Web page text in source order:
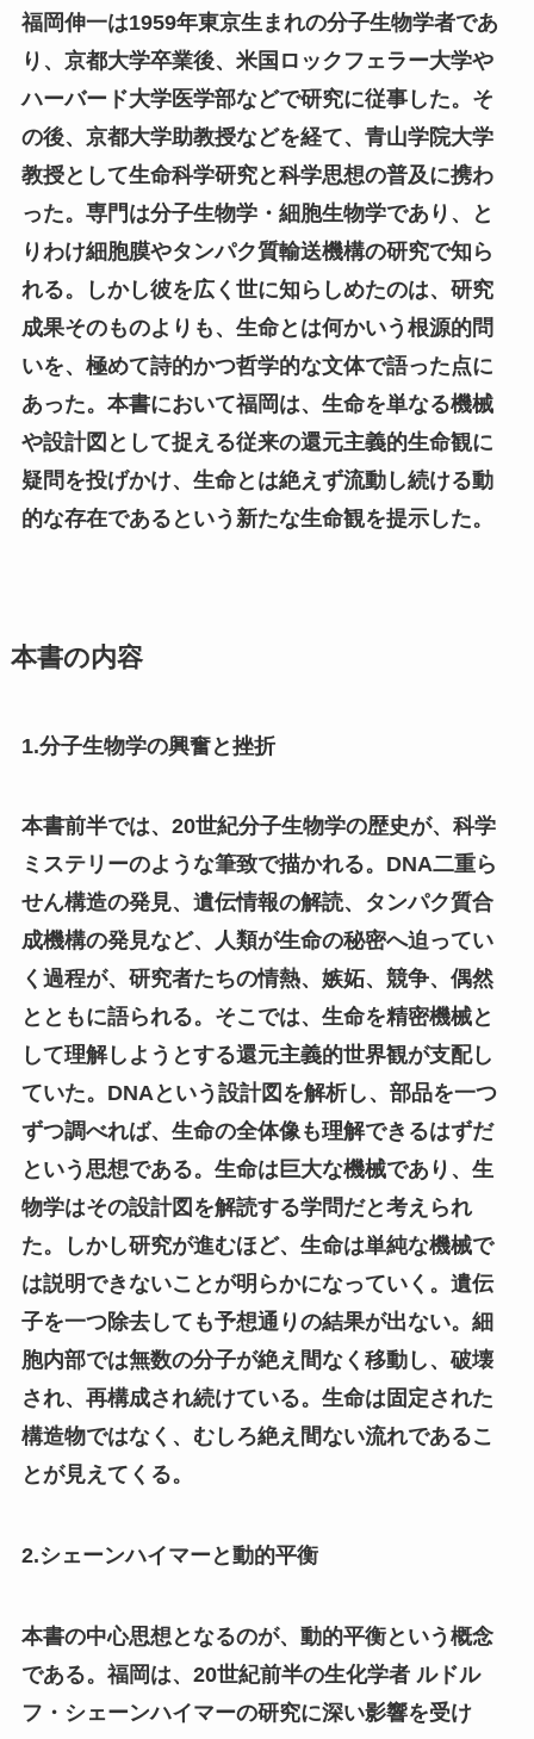
福岡伸一は1959年東京生まれの分子生物学者であ
り、京都大学卒業後、米国ロックフェラー大学や
ハーバード大学医学部などで研究に従事した。そ
の後、京都大学助教授などを経て、青山学院大学
教授として生命科学研究と科学思想の普及に携わ
った。専門は分子生物学・細胞生物学であり、と
りわけ細胞膜やタンパク質輸送機構の研究で知ら
れる。しかし彼を広く世に知らしめたのは、研究
成果そのものよりも、生命とは何かいう根源的問
いを、極めて詩的かつ哲学的な文体で語った点に
あった。本書において福岡は、生命を単なる機械
や設計図として捉える従来の還元主義的生命観に
疑問を投げかけ、生命とは絶えず流動し続ける動
的な存在であるという新たな生命観を提示した。
本書の内容
1.分子生物学の興奮と挫折
本書前半では、20世紀分子生物学の歴史が、科学
ミステリーのような筆致で描かれる。DNA二重ら
せん構造の発見、遺伝情報の解読、タンパク質合
成機構の発見など、人類が生命の秘密へ迫ってい
く過程が、研究者たちの情熱、嫉妬、競争、偶然
とともに語られる。そこでは、生命を精密機械と
して理解しようとする還元主義的世界観が支配し
ていた。DNAという設計図を解析し、部品を一つ
ずつ調べれば、生命の全体像も理解できるはずだ
という思想である。生命は巨大な機械であり、生
物学はその設計図を解読する学問だと考えられ
た。しかし研究が進むほど、生命は単純な機械で
は説明できないことが明らかになっていく。遺伝
子を一つ除去しても予想通りの結果が出ない。細
胞内部では無数の分子が絶え間なく移動し、破壊
され、再構成され続けている。生命は固定された
構造物ではなく、むしろ絶え間ない流れであるこ
とが見えてくる。
2.シェーンハイマーと動的平衡
本書の中心思想となるのが、動的平衡という概念
である。福岡は、20世紀前半の生化学者 ルドル
フ・シェーンハイマーの研究に深い影響を受け